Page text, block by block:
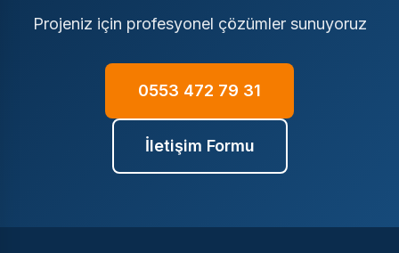
Projeniz için profesyonel çözümler sunuyoruz
0553 472 79 31
İletişim Formu